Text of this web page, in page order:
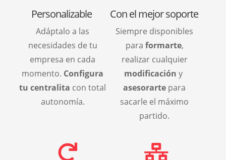
Personalizable
Adáptalo a las
necesidades de tu
empresa en cada
momento. Configura
tu centralita con total
autonomía.
Con el mejor soporte
Siempre disponibles
para formarte,
realizar cualquier
modificación y
asesorarte para
sacarle el máximo
partido.
 